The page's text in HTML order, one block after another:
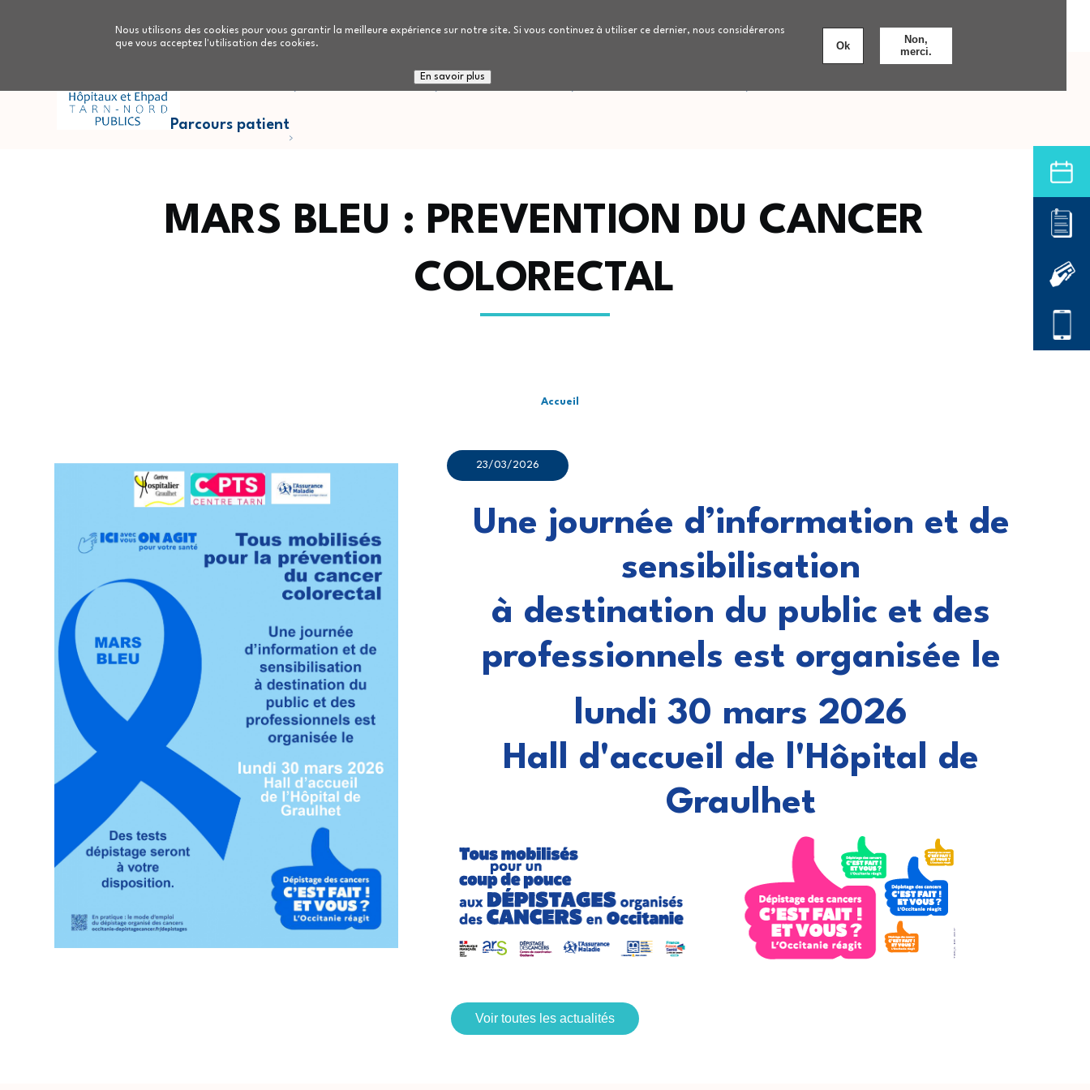
Nous utilisons des cookies pour vous garantir la meilleure expérience sur notre site. Si vous continuez à utiliser ce dernier, nous considérerons
que vous acceptez l'utilisation des cookies.
En savoir plus
Ok
Non,
merci.
8 établissements
Nous connaitre Nous rejoindre
Parcours patient
MARS BLEU : PREVENTION DU CANCER
COLORECTAL
d'Ariane
Accueil
23/03/2026
Une journée d’information et de
sensibilisation
à destination du public et des
professionnels est organisée le
lundi 30 mars 2026
Hall d'accueil de l'Hôpital de
Graulhet
Voir toutes les actualités